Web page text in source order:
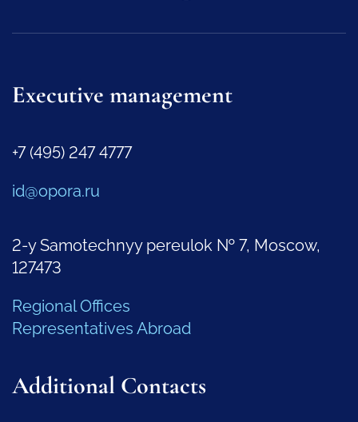
Executive management
+7 (495) 247 4777
id@opora.ru
2-y Samotechnyy pereulok № 7, Moscow,
127473
Regional Offices
Representatives Abroad
Additional Contacts